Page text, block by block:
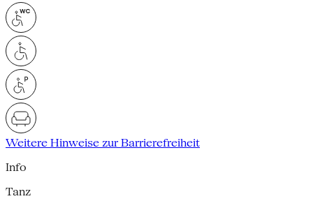
Weitere Hinweise zur Barrierefreiheit
Info
Tanz